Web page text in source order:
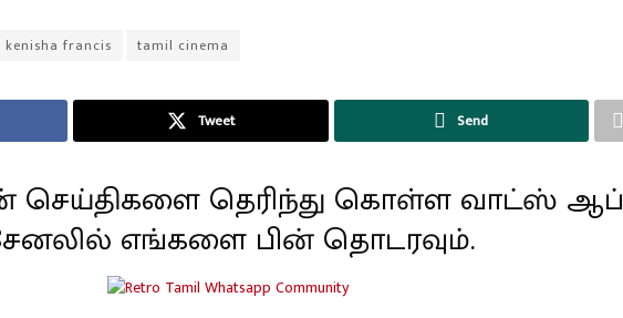
kenisha francis tamil cinema
Tweet Send
செய்திகளை தெரிந்து கொள்ள வாட்ஸ் ஆப்
எங்களை பின் தொடரவும்.